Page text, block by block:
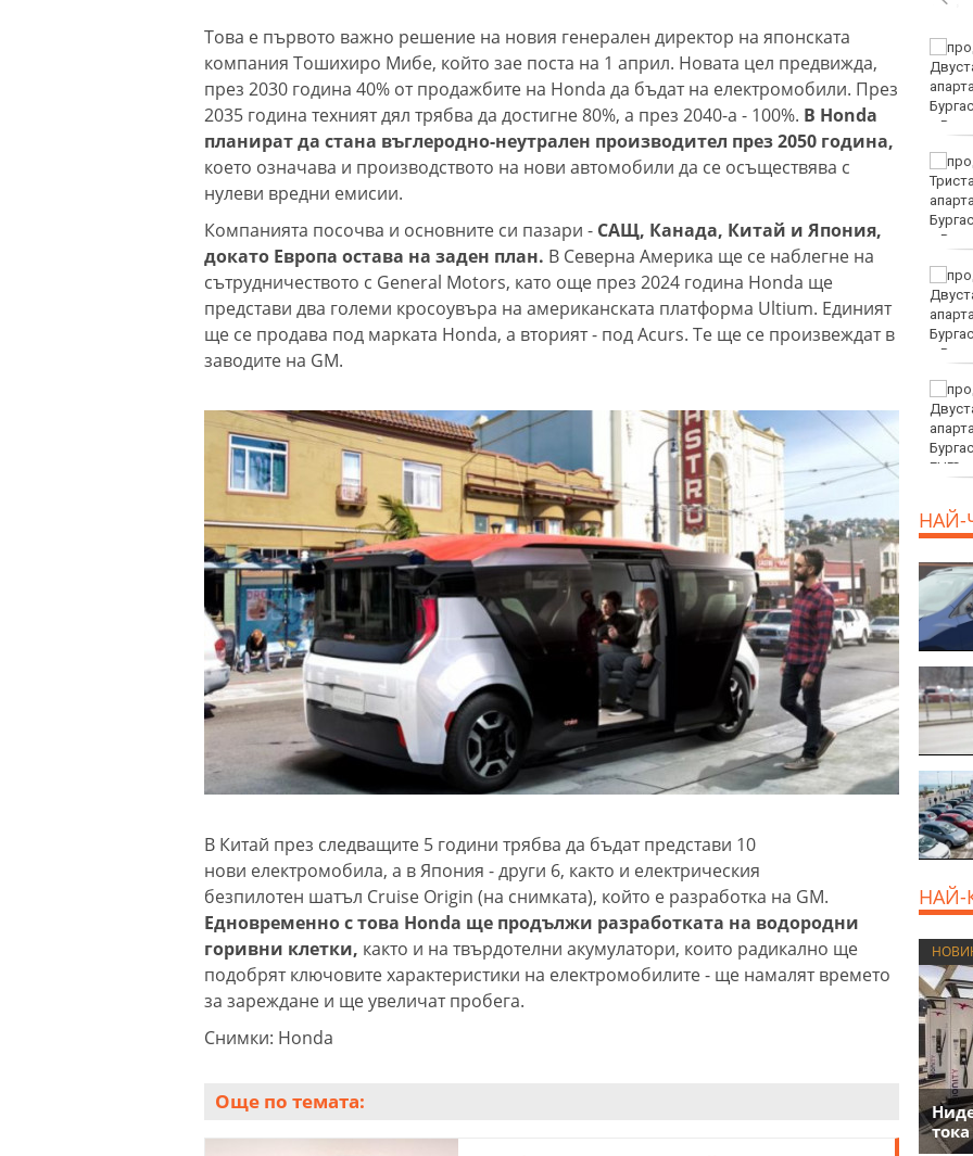
Това е първото важно решение на новия генерален директор на японската
компания Тошихиро Мибе, който зае поста на 1 април. Новата цел предвижда,
през 2030 година 40% от продажбите на Honda да бъдат на електромобили. През
2035 година техният дял трябва да достигне 80%, а през 2040-а - 100%. В Honda
планират да стана въглеродно-неутрален производител през 2050 година,
което означава и производството на нови автомобили да се осъществява с
нулеви вредни емисии.
Компанията посочва и основните си пазари - САЩ, Канада, Китай и Япония,
докато Европа остава на заден план. В Северна Америка ще се наблегне на
сътрудничеството с General Motors, като още през 2024 година Honda ще
представи два големи кросоувъра на американската платформа Ultium. Единият
ще се продава под марката Honda, а вторият - под Acurs. Те ще се произвеждат в
заводите на GM.
В Китай през следващите 5 години трябва да бъдат представи 10
нови електромобила, а в Япония - други 6, както и електрическия
безпилотен шатъл Cruise Origin (на снимката), който е разработка на GM.
Едновременно с това Honda ще продължи разработката на водородни
горивни клетки, както и на твърдотелни акумулатори, които радикално ще
подобрят ключовите характеристики на електромобилите - ще намалят времето
за зареждане и ще увеличат пробега.
Снимки: Honda
Още по темата:
Убитият мъж на
Младежкия хълм в
Пловдив е от Кричим
Кола се преобърна по
таван на тротоар
Това са последните дни,
в които цените ще се
изписват в лева и в
евро по закон
шофьори с алкохол или
наркотици
EUR
НАЙ-
НАЙ-